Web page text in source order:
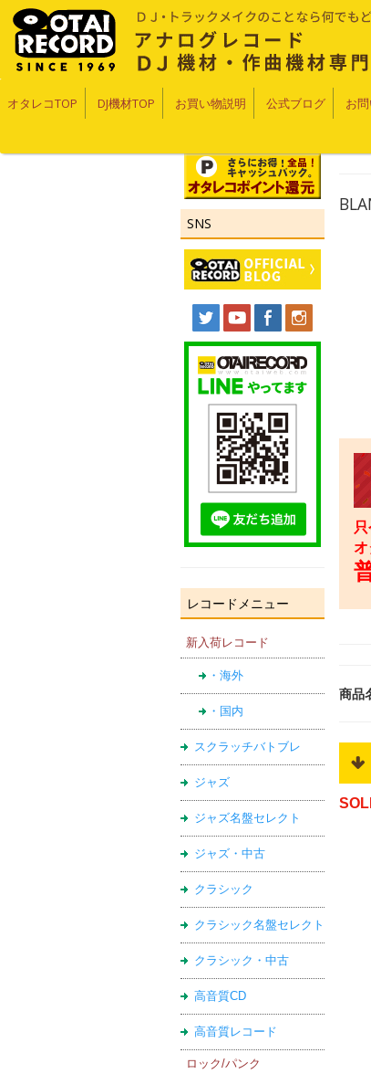
オタレコTOP DJ機材TOP お買い物説明 公式ブログ お
SNS
レコードメニュー
新入荷レコード
・海外
・国内
スクラッチバトブレ
ジャズ
ジャズ名盤セレクト
ジャズ・中古
クラシック
クラシック名盤セレクト
クラシック・中古
高音質CD
高音質レコード
ロック/パンク
商品
